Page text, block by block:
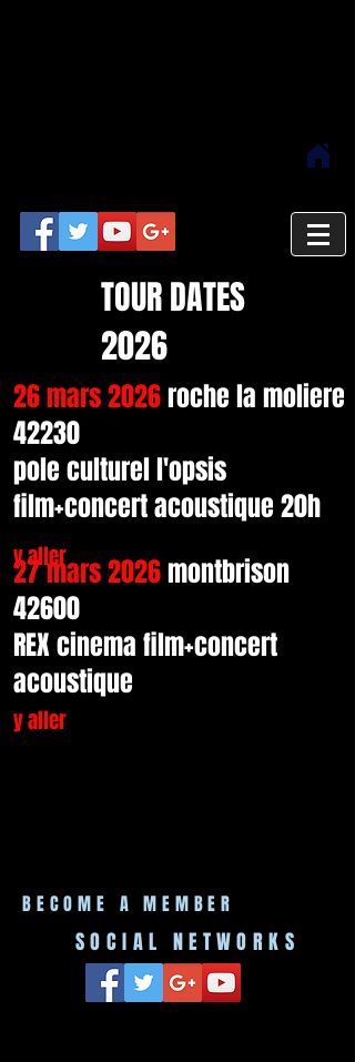
TOUR DATES
2026
26 mars 2026roche la moliere
42230
pole culturel l'opsis
film+concert acoustique 20h
y aller
27 mars 2026montbrison
42600
REX cinema film+concert
acoustique
y aller
BECOME A MEMBER
SOCIAL NETWORKS